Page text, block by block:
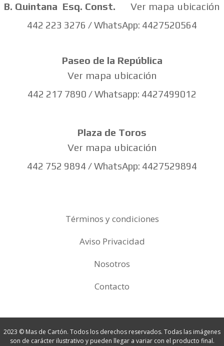
B. Quintana Esq. Const. Ver mapa ubicación
442 223 3276 / WhatsApp: 4427520564
Paseo de la República
Ver mapa ubicación
442 217 7890 / Whatsapp: 4427499012
Plaza de Toros
Ver mapa ubicación
442 752 9894 / WhatsApp: 4427529894
Términos y condiciones
Aviso Privacidad
Nosotros
Contacto
2023 © Mas de Cartón. Todos los derechos reservados. Todas las imágenes
son de carácter ilustrativo y pueden llegar a variar con el producto final.